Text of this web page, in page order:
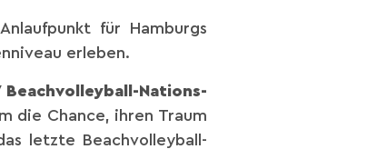
für Hamburgs
erleben.
Beachvolleyball-Nations-
die Chance, ihren Traum
letzte Beachvolleyball-